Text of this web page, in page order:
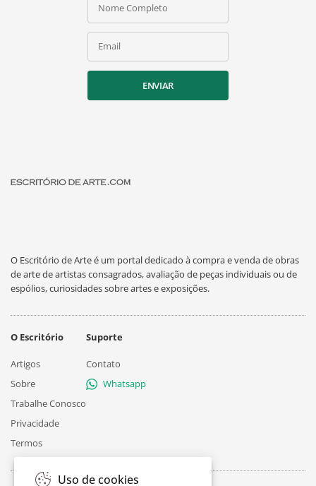
Nome Completo
Email
ENVIAR
O Escritório de Arte é um portal dedicado à compra e venda de obras
de arte de artistas consagrados, avaliação de peças individuais ou de
espólios, curiosidades sobre artes e exposições.
O Escritório
Artigos
Sobre
Trabalhe Conosco
Privacidade
Termos
Suporte
Contato
Whatsapp
Uso de cookies